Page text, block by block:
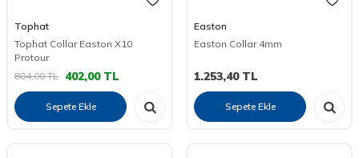
Tophat
Tophat Collar Easton X10
Protour
804,00TL 402,00TL
Sepete Ekle
Easton
Easton Collar 4mm
1.253,40TL
Sepete Ekle